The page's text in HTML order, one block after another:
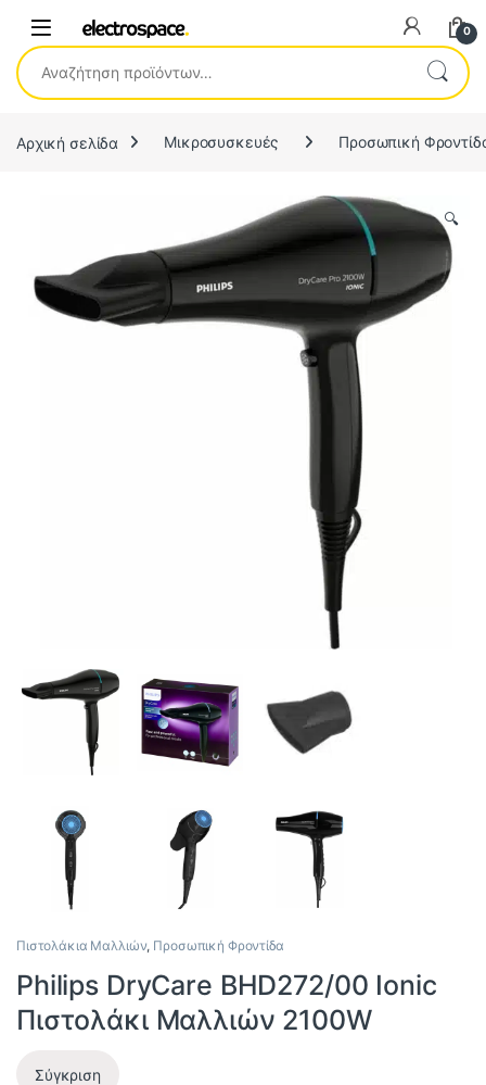
0
Αναζήτηση για:
Αρχική σελίδα Μικροσυσκευές Προσωπική
🔍
Πιστολάκια Μαλλιών, Προσωπική Φροντίδα
Philips DryCare BHD272/00 Ionic
Πιστολάκι Μαλλιών 2100W
Σύγκριση